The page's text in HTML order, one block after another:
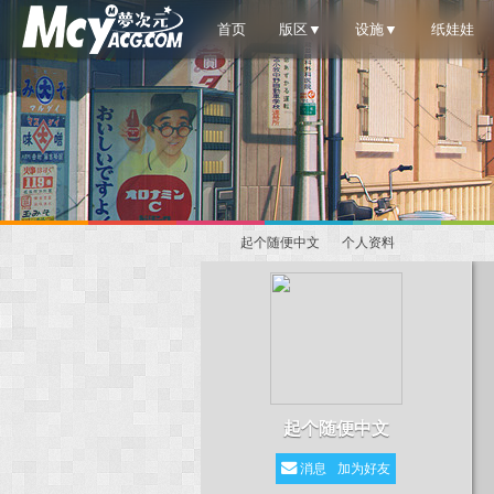
首页 版区▼ 设施▼ 纸娃娃
起个随便中文 个人资料
起个随便中文
消息 加为好友